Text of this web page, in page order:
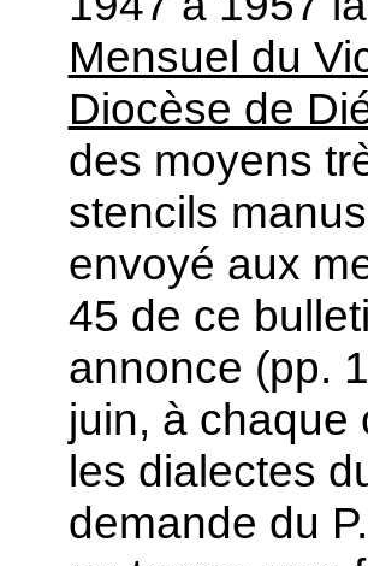
Mensuel du
Diocèse de
des moyens
stencils
envoyé aux
45 de ce
annonce (pp.
juin, à chaque
les dialectes
demande du